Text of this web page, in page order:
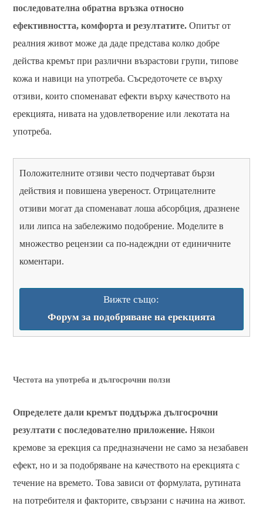
последователна обратна връзка относно
ефективността, комфорта и резултатите. Опитът от
реалния живот може да даде представа колко добре
действа кремът при различни възрастови групи, типове
кожа и навици на употреба. Съсредоточете се върху
отзиви, които споменават ефекти върху качеството на
ерекцията, нивата на удовлетворение или лекотата на
употреба.
Положителните отзиви често подчертават бързи
действия и повишена увереност. Отрицателните
отзиви могат да споменават лоша абсорбция, дразнене
или липса на забележимо подобрение. Моделите в
множество рецензии са по-надеждни от единичните
коментари.
Вижте също:
Форум за подобряване на ерекцията
Честота на употреба и дългосрочни ползи
Определете дали кремът поддържа дългосрочни
резултати с последователно приложение. Някои
кремове за ерекция са предназначени не само за незабавен
ефект, но и за подобряване на качеството на ерекцията с
течение на времето. Това зависи от формулата, рутината
на потребителя и факторите, свързани с начина на живот.